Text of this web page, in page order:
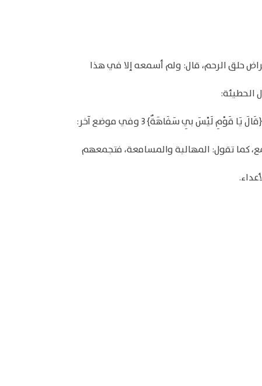
حلق الرحم، قال: ولم أسمعه إلا في هذا
الحطيئة:
والعزازة: العز، والمصادر تقع على" فعالة" للمبالغة، يقال عز عزا وعزازة، كما يقال: الشراسة والصرامة، قال الله تعالى: {قَالَ يَا قَوْمِ لَيْسَ بِي سَفَاهَةٌ} 3 وفي موضع آخر:
كما تقول: المهالبة والمسامعة، فتجمعهم